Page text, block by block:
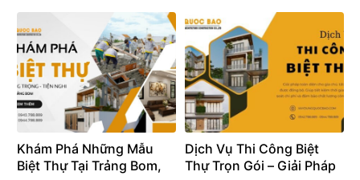
Khám Phá Những Mẫu
Biệt Thự Tại Trảng Bom,
Dịch Vụ Thi Công Biệt
Thự Trọn Gói – Giải Pháp